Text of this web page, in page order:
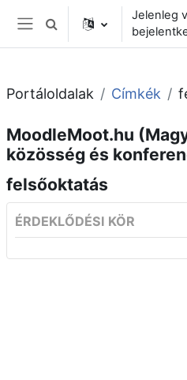
Tovább a fő tartalomhoz
Oldalpanel
Keresési bemeneti adatok
Jelenleg
Portáloldalak Címkék
MoodleMoot.hu
közösség és
felsőoktatás
ÉRDEKLŐDÉSI KÖR